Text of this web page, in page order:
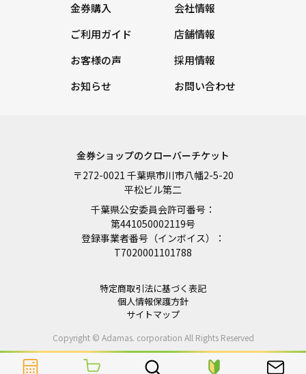
金券購入
ご利用ガイド
お客様の声
お知らせ
会社情報
店舗情報
採用情報
お問い合わせ
金券ショップのクローバーチケット
〒272-0021 千葉県市川市八幡2-5-20
平松ビル第二
千葉県公安委員会許可番号：
第441050002119号
登録事業者番号（インボイス）：
T7020001101788
特定商取引法に基づく表記
個人情報保護方針
サイトマップ
Copyright © Adamas. corporation All Rights Reserved